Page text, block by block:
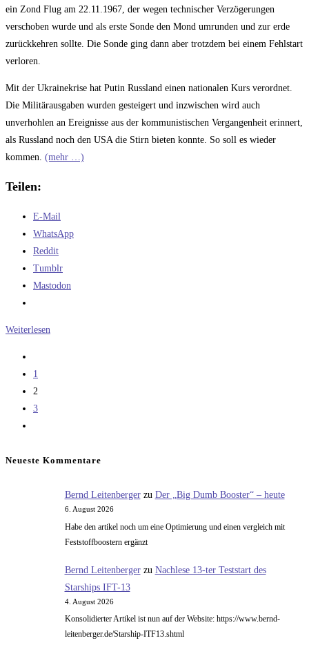
ein Zond Flug am 22.11.1967, der wegen technischer Verzögerungen
verschoben wurde und als erste Sonde den Mond umrunden und zur erde
zurückkehren sollte. Die Sonde ging dann aber trotzdem bei einem Fehlstart
verloren.
Mit der Ukrainekrise hat Putin Russland einen nationalen Kurs verordnet.
Die Militärausgaben wurden gesteigert und inzwischen wird auch
unverhohlen an Ereignisse aus der kommunistischen Vergangenheit erinnert,
als Russland noch den USA die Stirn bieten konnte. So soll es wieder
kommen. (mehr …)
Teilen:
E-Mail
WhatsApp
Reddit
Tumblr
Mastodon
Weiterlesen
vorherigen
Seite
1
2
3
Seite
Neueste Kommentare
Bernd Leitenbergerzu Der „Big Dumb Booster“ – heute
6. August 2026
Habe den artikel noch um eine Optimierung und einen vergleich mit
Feststoffboostern ergänzt
Bernd Leitenbergerzu Nachlese 13-ter Teststart des
Starships IFT-13
4. August 2026
Konsolidierter Artikel ist nun auf der Website: https://www.bernd-
leitenberger.de/Starship-ITF13.shtml